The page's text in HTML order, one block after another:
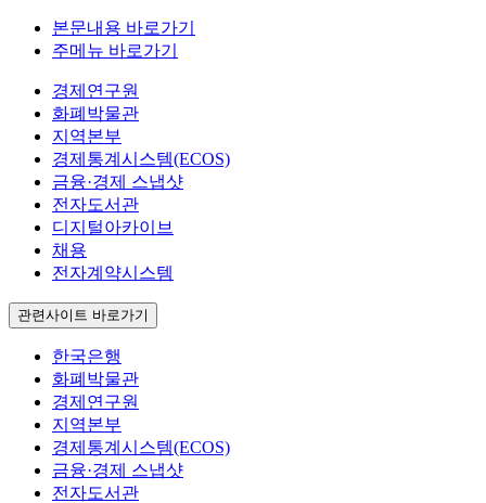
본문내용 바로가기
주메뉴 바로가기
경제연구원
화폐박물관
지역본부
경제통계시스템(ECOS)
금융·경제 스냅샷
전자도서관
디지털아카이브
채용
전자계약시스템
관련사이트 바로가기
한국은행
화폐박물관
경제연구원
지역본부
경제통계시스템(ECOS)
금융·경제 스냅샷
전자도서관